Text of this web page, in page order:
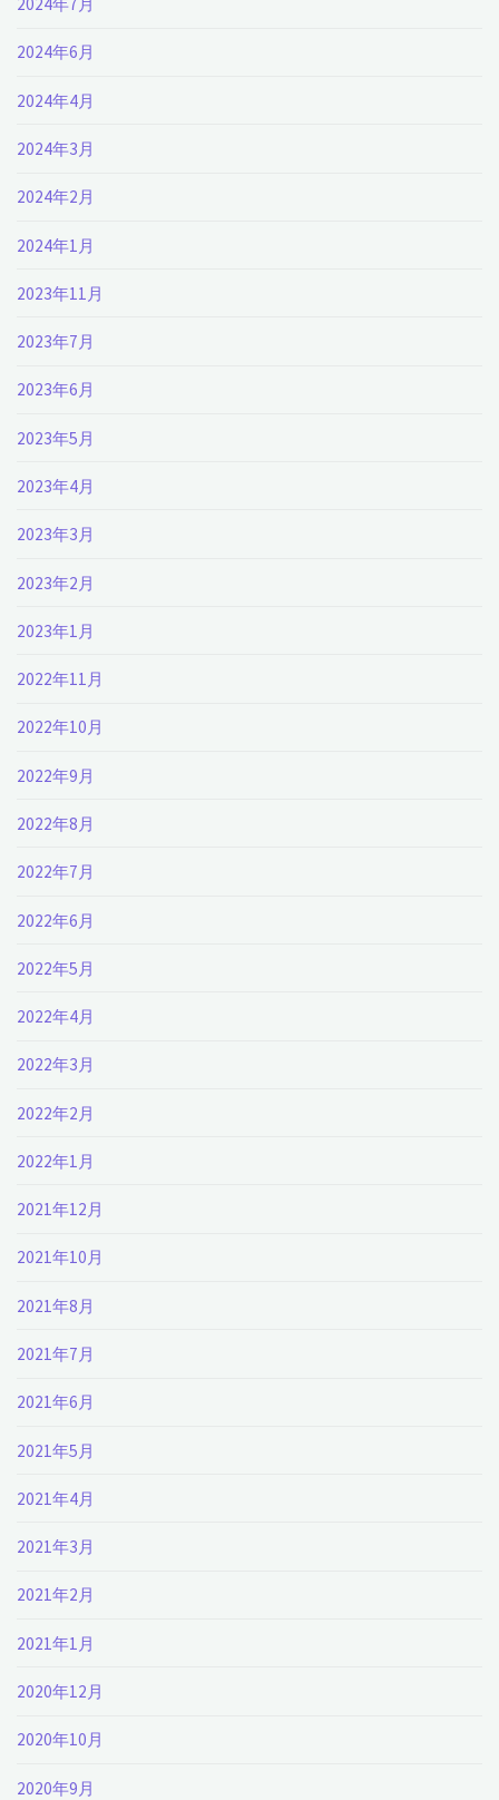
2024年6月
2024年4月
2024年3月
2024年2月
2024年1月
2023年11月
2023年7月
2023年6月
2023年5月
2023年4月
2023年3月
2023年2月
2023年1月
2022年11月
2022年10月
2022年9月
2022年8月
2022年7月
2022年6月
2022年5月
2022年4月
2022年3月
2022年2月
2022年1月
2021年12月
2021年10月
2021年8月
2021年7月
2021年6月
2021年5月
2021年4月
2021年3月
2021年2月
2021年1月
2020年12月
2020年10月
2020年9月